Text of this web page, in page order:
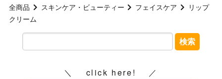
全商品 スキンケア・ビューティー フェイスケア
リップ
クリーム
検索
click here!